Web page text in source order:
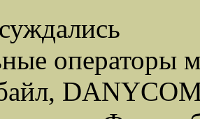
операторы